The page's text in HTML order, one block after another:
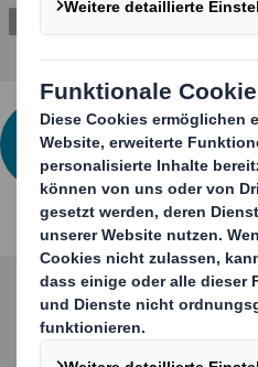
KONTAKTIEREN SIE
Entdecken